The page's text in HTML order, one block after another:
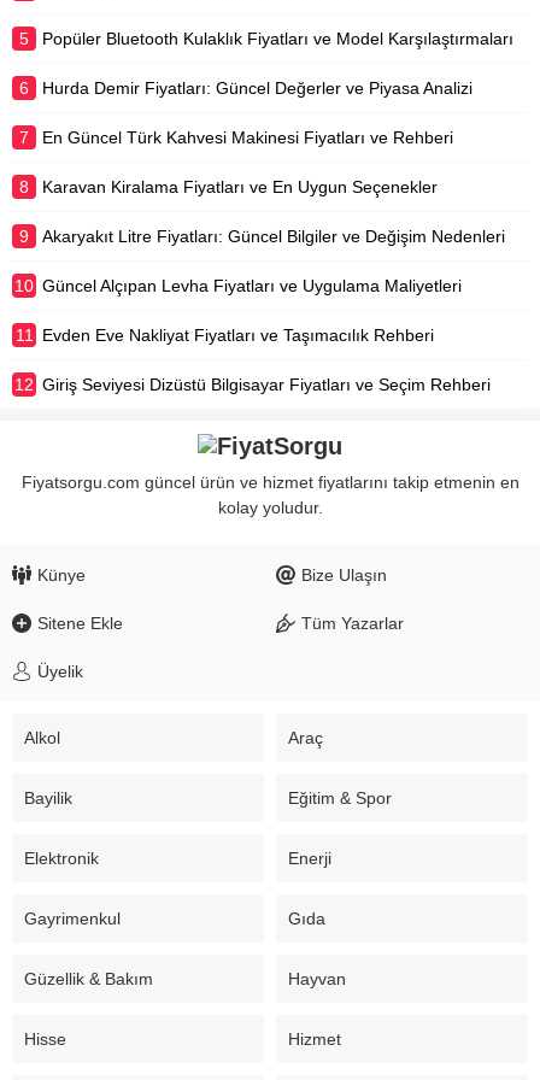
5 Popüler Bluetooth Kulaklık Fiyatları ve Model Karşılaştırmaları
6 Hurda Demir Fiyatları: Güncel Değerler ve Piyasa Analizi
7 En Güncel Türk Kahvesi Makinesi Fiyatları ve Rehberi
8 Karavan Kiralama Fiyatları ve En Uygun Seçenekler
9 Akaryakıt Litre Fiyatları: Güncel Bilgiler ve Değişim Nedenleri
10 Güncel Alçıpan Levha Fiyatları ve Uygulama Maliyetleri
11 Evden Eve Nakliyat Fiyatları ve Taşımacılık Rehberi
12 Giriş Seviyesi Dizüstü Bilgisayar Fiyatları ve Seçim Rehberi
Fiyatsorgu.com güncel ürün ve hizmet fiyatlarını takip etmenin en
kolay yoludur.
Künye Bize Ulaşın
Sitene Ekle Tüm Yazarlar
Üyelik
Alkol Araç
Bayilik Eğitim & Spor
Elektronik Enerji
Gayrimenkul Gıda
Güzellik & Bakım Hayvan
Hisse Hizmet